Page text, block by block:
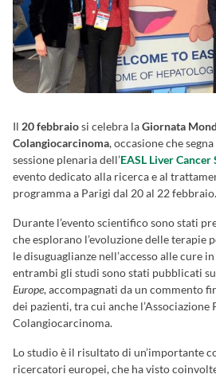
Il 20 febbraiosi celebra laGiornata
Colangiocarcinoma, occasione che
sessione plenaria dell’EASL Liver
evento dedicato alla ricerca e al
programma a Parigi dal 20 al 22 febbraio.
Durante l’evento scientifico sono stati
che esplorano l’evoluzione delle terapie
le disuguaglianze nell’accesso alle cure
entrambi gli studi sono stati pubblicati su
Europe, accompagnati da un commento
dei pazienti, tra cui anche l’Associazione
Colangiocarcinoma.
Lo studio è il risultato di un’importante
ricercatori europei, che ha visto